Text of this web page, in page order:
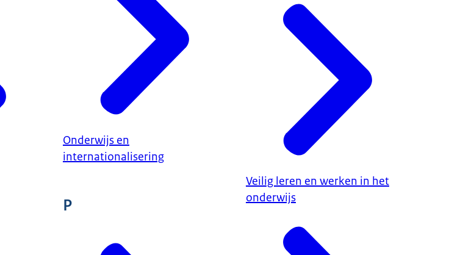
Onderwijs en
internationalisering
P
Veilig leren en werken in het
onderwijs